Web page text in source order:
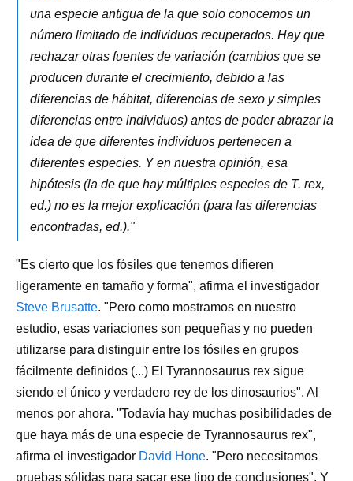
una especie antigua de la que solo conocemos un
número limitado de individuos recuperados. Hay que
rechazar otras fuentes de variación (cambios que se
producen durante el crecimiento, debido a las
diferencias de hábitat, diferencias de sexo y simples
diferencias entre individuos) antes de poder abrazar la
idea de que diferentes individuos pertenecen a
diferentes especies. Y en nuestra opinión, esa
hipótesis (la de que hay múltiples especies de T. rex,
ed.) no es la mejor explicación (para las diferencias
encontradas, ed.)."
"Es cierto que los fósiles que tenemos difieren
ligeramente en tamaño y forma", afirma el investigador
Steve Brusatte. "Pero como mostramos en nuestro
estudio, esas variaciones son pequeñas y no pueden
utilizarse para distinguir entre los fósiles en grupos
fácilmente definidos (...) El Tyrannosaurus rex sigue
siendo el único y verdadero rey de los dinosaurios". Al
menos por ahora. "Todavía hay muchas posibilidades de
que haya más de una especie de Tyrannosaurus rex",
afirma el investigador David Hone. "Pero necesitamos
pruebas sólidas para sacar ese tipo de conclusiones". Y